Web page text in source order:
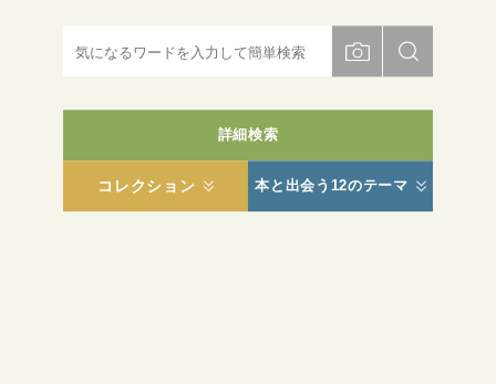
詳細検索
コレクション 本と出会う12のテーマ